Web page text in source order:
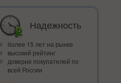
Надежность
более 15 лет на рынке
высокий рейтинг
доверие покупателей по
всей России